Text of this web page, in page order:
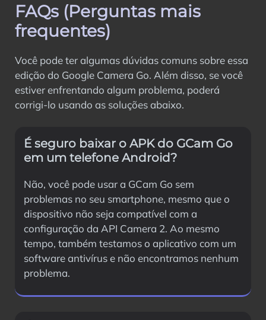
FAQs (Perguntas mais
frequentes)
Você pode ter algumas dúvidas comuns sobre essa
edição do Google Camera Go. Além disso, se você
estiver enfrentando algum problema, poderá
corrigi-lo usando as soluções abaixo.
É seguro baixar o APK do GCam Go
em um telefone Android?
Não, você pode usar a GCam Go sem
problemas no seu smartphone, mesmo que o
dispositivo não seja compatível com a
configuração da API Camera 2. Ao mesmo
tempo, também testamos o aplicativo com um
software antivírus e não encontramos nenhum
problema.